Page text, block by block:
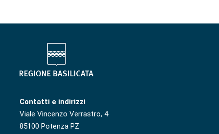
Contatti e indirizzi
Viale Vincenzo Verrastro, 4
85100 Potenza PZ